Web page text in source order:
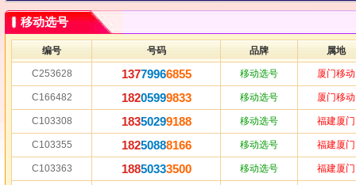
移动选号
编号 号码 品牌 属地
C253628 13779966855 移动选号 厦门移动
C166482 18205999833 移动选号 厦门移动
C103308 18350299188 移动选号 福建厦门
C103355 18250888166 移动选号 福建厦门
C103363 18850333500 移动选号 福建厦门